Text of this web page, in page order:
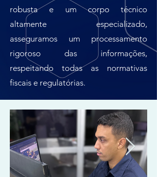
robusta e um corpo técnico
altamente especializado,
asseguramos um processamento
rigoroso das informações,
respeitando todas as normativas
fiscais e regulatórias.